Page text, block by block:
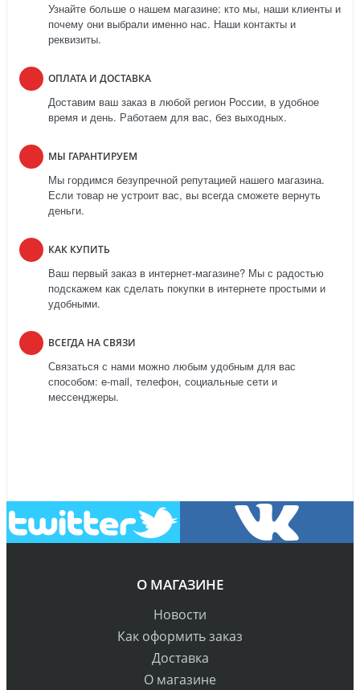
Узнайте больше о нашем магазине: кто мы, наши клиенты и
почему они выбрали именно нас. Наши контакты и
реквизиты.
ОПЛАТА И ДОСТАВКА
Доставим ваш заказ в любой регион России, в удобное
время и день. Работаем для вас, без выходных.
МЫ ГАРАНТИРУЕМ
Мы гордимся безупречной репутацией нашего магазина.
Если товар не устроит вас, вы всегда сможете вернуть
деньги.
КАК КУПИТЬ
Ваш первый заказ в интернет-магазине? Мы с радостью
подскажем как сделать покупки в интернете простыми и
удобными.
ВСЕГДА НА СВЯЗИ
Связаться с нами можно любым удобным для вас
способом: e-mail, телефон, социальные сети и
мессенджеры.
О МАГАЗИНЕ
Новости
Как оформить заказ
Доставка
О магазине